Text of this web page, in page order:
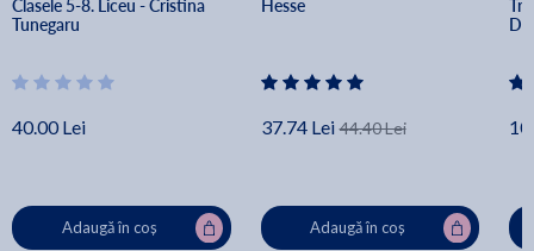
Clasele 5-8. Liceu - Cristina
Tunegaru
40.00 Lei
Adaugă în coș
Hesse
37.74 Lei 44.40 Lei
Adaugă în coș